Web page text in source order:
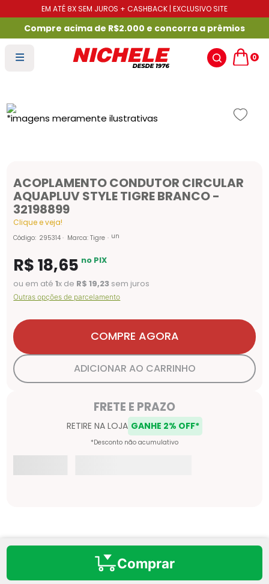
EM ATÉ 8X SEM JUROS + CASHBACK | EXCLUSIVO SITE
Compre acima de R$2.000 e concorra a prêmios
0
ACOPLAMENTO CONDUTOR CIRCULAR
AQUAPLUV STYLE TIGRE BRANCO -
32198899
Clique e veja!
Código: 295314 Marca:Tigre un
R$18,65 no PIX
ou em até1x de R$ 19,23 sem juros
Outras opções de parcelamento
COMPRE AGORA
ADICIONAR AO CARRINHO
Comprar